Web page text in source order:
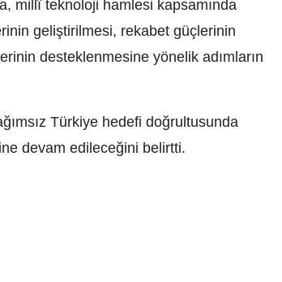
millî teknoloji hamlesi kapsamında
geliştirilmesi, rekabet güçlerinin
desteklenmesine yönelik adımların
Türkiye hedefi doğrultusunda
devam edileceğini belirtti.